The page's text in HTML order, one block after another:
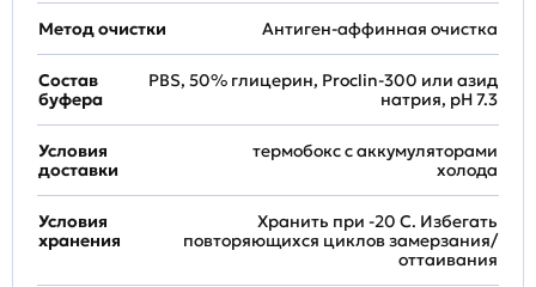
Метод очистки Антиген-аффинная очистка
Состав
буфера
PBS, 50% глицерин, Proclin-300 или азид
натрия, pH 7.3
Условия
доставки
термобокс с аккумуляторами
холода
Условия
хранения
Хранить при -20 С. Избегать
повторяющихся циклов замерзания/
оттаивания